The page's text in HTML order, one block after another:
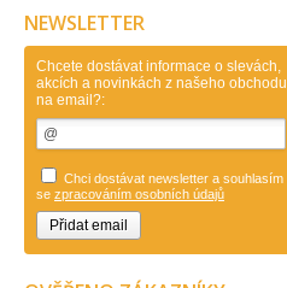
DianSheng
Dilemma Games
Dino Toys
DVorak Ondrej
Eureka
Eureka Belgium
FanXin
Flejberk spol. s r.o..
Gigamic Francie
Hanayama
Hry a hlavolamy
Huzzle
Japan
NEWSLETTER
Chcete dostávat informace o slevách,
akcích a novinkách z našeho obchodu
na email?:
Chci dostávat newsletter a souhlasím
se zpracováním osobních údajů